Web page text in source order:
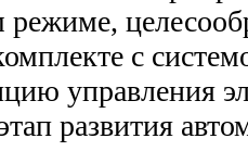
режиме,
с
управления
развития